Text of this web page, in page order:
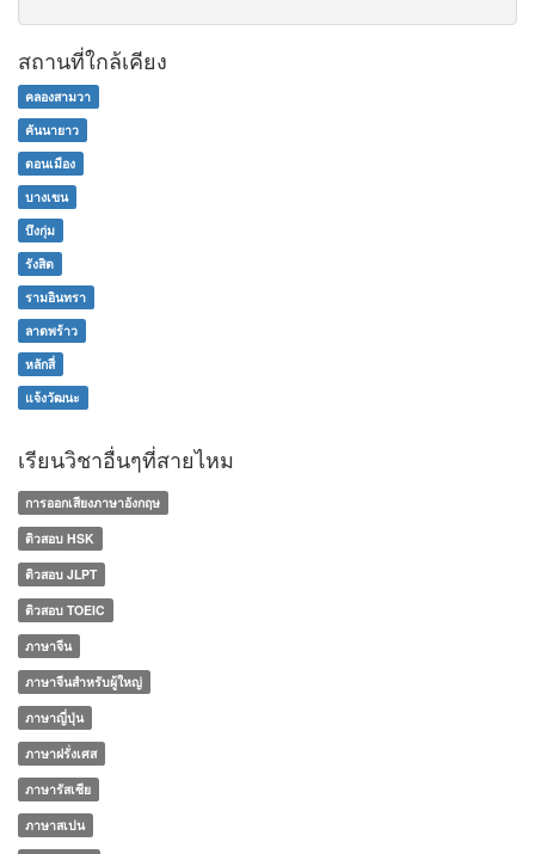
สถานที่ใกล้เคียง
คลองสามวา
คันนายาว
ดอนเมือง
บางเขน
บึงกุ่ม
รังสิต
รามอินทรา
ลาดพร้าว
หลักสี่
แจ้งวัฒนะ
เรียนวิชาอื่นๆที่สายไหม
การออกเสียงภาษาอังกฤษ
ติวสอบ HSK
ติวสอบ JLPT
ติวสอบ TOEIC
ภาษาจีน
ภาษาจีนสำหรับผู้ใหญ่
ภาษาญี่ปุ่น
ภาษาฝรั่งเศส
ภาษารัสเซีย
ภาษาสเปน